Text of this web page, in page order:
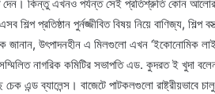
দেন। কিন্তু এখনও পর্যন্ত সেই প্রতিশ্রুতি কোন আলোর
শিল্প প্রতিষ্ঠান পুর্নজ্জীবিত বিষয় নিয়ে বাণিজ্য, শিল্প
জানান, উৎপাদনহীন এ মিলগুলো এখন ‘ইকোনোমিক
নাগরিক কমিটির সভাপতি এড. কুদরত ই খুদা
চেক এন্ড ব্যালেন্স। বাজেটে পাটকলগুলো